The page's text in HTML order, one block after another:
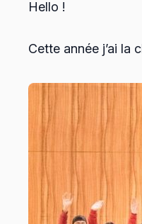
Hello !
Cette année j’ai la